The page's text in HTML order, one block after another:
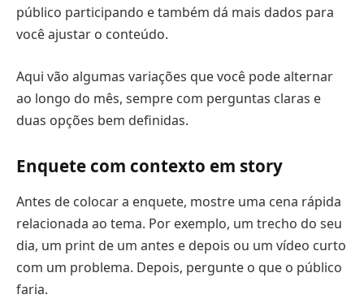
público participando e também dá mais dados para
você ajustar o conteúdo.
Aqui vão algumas variações que você pode alternar
ao longo do mês, sempre com perguntas claras e
duas opções bem definidas.
Enquete com contexto em story
Antes de colocar a enquete, mostre uma cena rápida
relacionada ao tema. Por exemplo, um trecho do seu
dia, um print de um antes e depois ou um vídeo curto
com um problema. Depois, pergunte o que o público
faria.